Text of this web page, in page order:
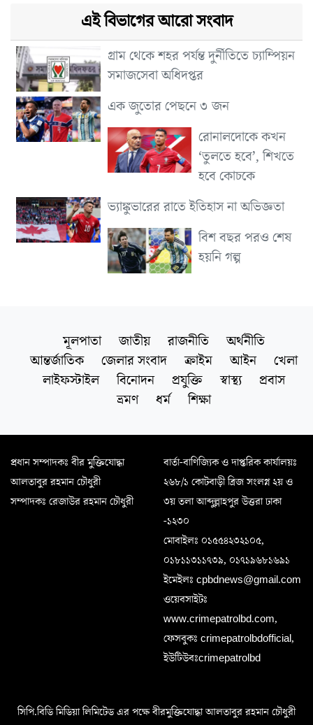
এই বিভাগের আরো সংবাদ
গ্রাম থেকে শহর পর্যন্ত দুর্নীতিতে চ্যাম্পিয়ন
সমাজসেবা অধিদপ্তর
এক জুতোর পেছনে ৩ জন
রোনালদোকে কখন
‘তুলতে হবে’, শিখতে
হবে কোচকে
ভ্যাঙ্কুভারের রাতে ইতিহাস না অভিজ্ঞতা
বিশ বছর পরও শেষ
হয়নি গল্প
মূলপাতা জাতীয় রাজনীতি
অর্থনীতি
আন্তর্জাতিক
জেলার সংবাদ ক্রাইম আইন
খেলা
লাইফস্টাইল
বিনোদন প্রযুক্তি স্বাস্থ্য
প্রবাস
ভ্রমণ
ধর্ম শিক্ষা
প্রধান সম্পাদকঃ বীর মুক্তিযোদ্ধা
আলতাবুর রহমান চৌধুরী
সম্পাদকঃ রেজাউর রহমান চৌধুরী
বার্তা-বাণিজ্যিক ও দাপ্তরিক কার্যালয়ঃ
২৬৮/১ কোটবাড়ী ব্রিজ সংলগ্ন ২য় ও
৩য় তলা আব্দুল্লাহপুর উত্তরা ঢাকা
-১২৩০
মোবাইলঃ ০১৫৫৪২৩২১০৫,
০১৮১১৩১১৭৩৯, ০১৭১৯৬৮১৬৯১
ইমেইলঃ cpbdnews@gmail.com
ওয়েবসাইটঃ
www.crimepatrolbd.com,
ফেসবুকঃ crimepatrolbdofficial,
ইউটিউবঃcrimepatrolbd
সিপি.বিডি মিডিয়া লিমিটেড এর পক্ষে বীরমুক্তিযোদ্ধা আলতাবুর রহমান চৌধুরী